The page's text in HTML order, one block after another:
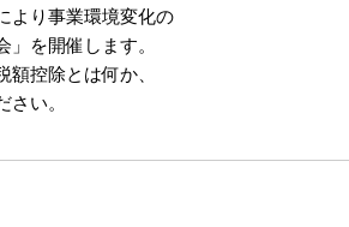
より事業環境変化の
を開催します。
控除とは何か、
い。